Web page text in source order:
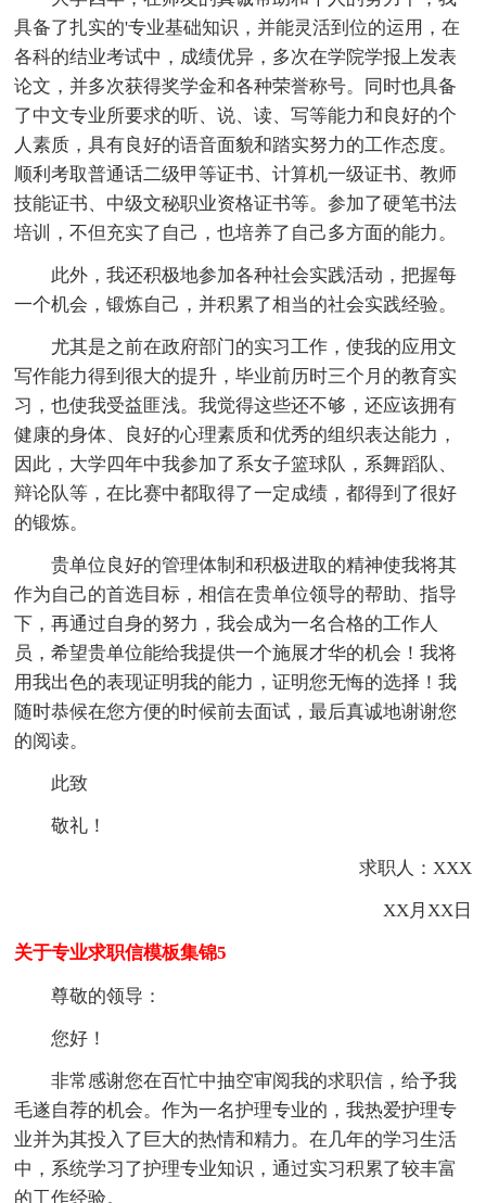
具备了扎实的'专业基础知识，并能灵活到位的运用，在
各科的结业考试中，成绩优异，多次在学院学报上发表
论文，并多次获得奖学金和各种荣誉称号。同时也具备
了中文专业所要求的听、说、读、写等能力和良好的个
人素质，具有良好的语音面貌和踏实努力的工作态度。
顺利考取普通话二级甲等证书、计算机一级证书、教师
技能证书、中级文秘职业资格证书等。参加了硬笔书法
培训，不但充实了自己，也培养了自己多方面的能力。
此外，我还积极地参加各种社会实践活动，把握每
一个机会，锻炼自己，并积累了相当的社会实践经验。
尤其是之前在政府部门的实习工作，使我的应用文
写作能力得到很大的提升，毕业前历时三个月的教育实
习，也使我受益匪浅。我觉得这些还不够，还应该拥有
健康的身体、良好的心理素质和优秀的组织表达能力，
因此，大学四年中我参加了系女子篮球队，系舞蹈队、
辩论队等，在比赛中都取得了一定成绩，都得到了很好
的锻炼。
贵单位良好的管理体制和积极进取的精神使我将其
作为自己的首选目标，相信在贵单位领导的帮助、指导
下，再通过自身的努力，我会成为一名合格的工作人
员，希望贵单位能给我提供一个施展才华的机会！我将
用我出色的表现证明我的能力，证明您无悔的选择！我
随时恭候在您方便的时候前去面试，最后真诚地谢谢您
的阅读。
此致
敬礼！
求职人：XXX
XX月XX日
关于专业求职信模板集锦5
尊敬的领导：
您好！
非常感谢您在百忙中抽空审阅我的求职信，给予我
毛遂自荐的机会。作为一名护理专业的，我热爱护理专
业并为其投入了巨大的热情和精力。在几年的学习生活
中，系统学习了护理专业知识，通过实习积累了较丰富
的工作经验。